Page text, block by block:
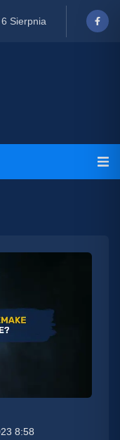
Sierpnia
8:58